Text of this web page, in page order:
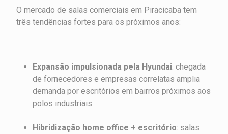
O mercado de salas comerciais em Piracicaba tem
três tendências fortes para os próximos anos:
Expansão impulsionada pela Hyundai: chegada
de fornecedores e empresas correlatas amplia
demanda por escritórios em bairros próximos aos
polos industriais
Hibridização home office + escritório: salas